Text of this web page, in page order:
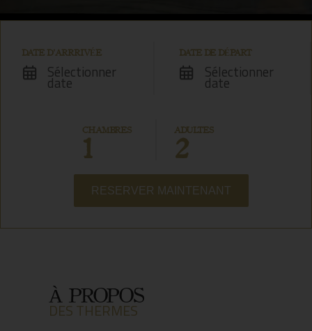
BOOK
DATE D'ARRRIVÉE
Sélectionner
date
DATE DE DÉPART
Sélectionner
date
CHAMBRES
1 ADULTES
2
RESERVER MAINTENANT
À PROPOS
DES THERMES